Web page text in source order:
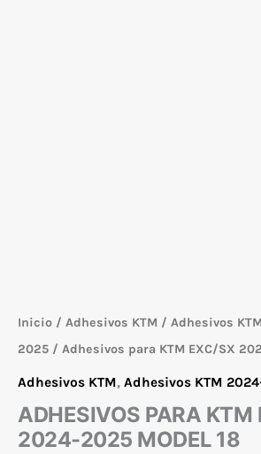
Inicio / Adhesivos KTM / Adhesivos
2025 / Adhesivos para KTM EXC/SX
Adhesivos KTM, Adhesivos KTM
ADHESIVOS PARA KTM
2024-2025 MODEL 18